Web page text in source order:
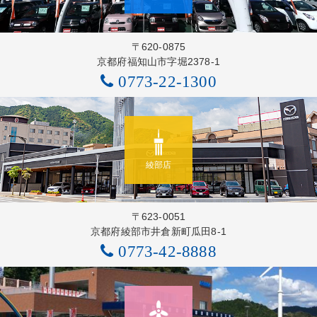
〒620-0875
京都府福知山市字堀2378-1
0773-22-1300
綾部店
〒623-0051
京都府綾部市井倉新町瓜田8-1
0773-42-8888